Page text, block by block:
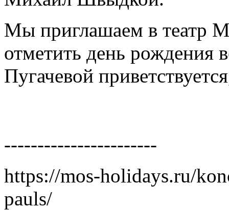
Мы приглашаем в театр
отметить день рождения
Пугачевой
-----------------------
https://mos-holidays.ru/
pauls/